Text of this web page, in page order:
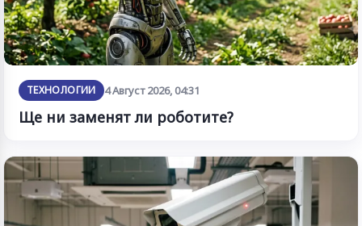
ТЕХНОЛОГИИ 4 Август 2026, 04:31
Ще ни заменят ли роботите?